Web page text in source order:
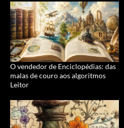
O vendedor de Enciclopédias: das
malas de couro aos algoritmos
Leitor